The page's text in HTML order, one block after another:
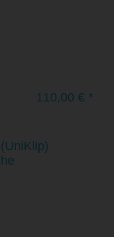
110,00 € *